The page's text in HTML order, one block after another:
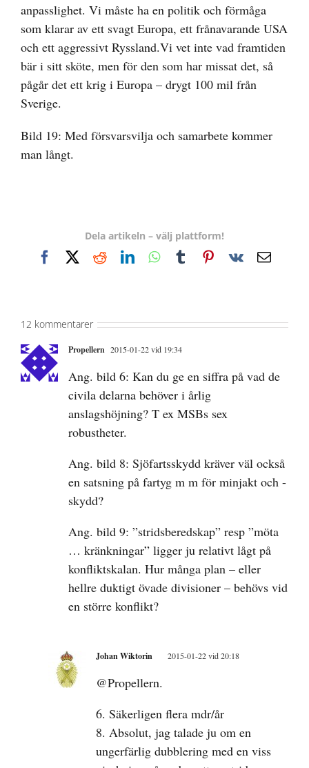
anpasslighet. Vi måste ha en politik och förmåga
som klarar av ett svagt Europa, ett frånavarande USA
och ett aggressivt Ryssland.Vi vet inte vad framtiden
bär i sitt sköte, men för den som har missat det, så
pågår det ett krig i Europa – drygt 100 mil från
Sverige.
Bild 19: Med försvarsvilja och samarbete kommer
man långt.
Dela artikeln – välj plattform!
FacebookRedditLinkedInWhatsApp
TumblrPinterest
Vk
E-
12 kommentarer
Propellern 2015-01-22 vid 19:34
Ang. bild 6: Kan du ge en siffra på vad de
civila delarna behöver i årlig
anslagshöjning? T ex MSBs sex
robustheter.
Ang. bild 8: Sjöfartsskydd kräver väl också
en satsning på fartyg m m för minjakt och -
skydd?
Ang. bild 9: ”stridsberedskap” resp ”möta
… kränkningar” ligger ju relativt lågt på
konfliktskalan. Hur många plan – eller
hellre duktigt övade divisioner – behövs vid
en större konflikt?
Johan Wiktorin 2015-01-22 vid 20:18
@Propellern.
6. Säkerligen flera mdr/år
8. Absolut, jag talade ju om en
ungerfärlig dubblering med en viss